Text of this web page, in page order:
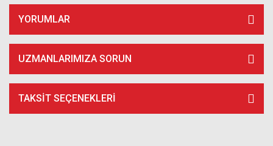
YORUMLAR
UZMANLARIMIZA SORUN
TAKSIT SEÇENEKLERI